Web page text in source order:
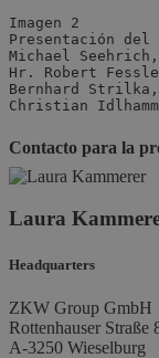
Imagen 2
Presentación del
Michael
Hr. Robert
Bernhard Strilka,
Christian
Contacto para la
Laura
Headquarters
ZKW Group GmbH
Rottenhauser Straße
A-3250 Wieselburg